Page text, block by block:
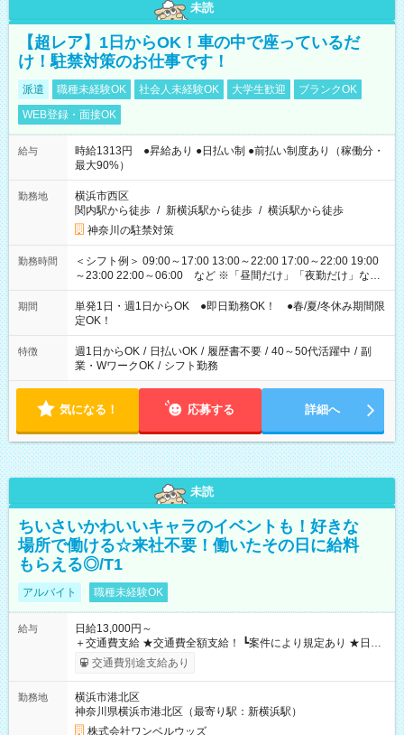
未読
【超レア】1日からOK！車の中で座っているだ
け！駐禁対策のお仕事です！
派遣 職種未経験OK 社会人未経験OK 大学生歓迎
ブランクOK
WEB登録・面接OK
給与
時給1313円 ●昇給あり ●日払い制 ●前払い制度あり（稼働分・
最大90%）
勤務地
横浜市西区
関内駅から徒歩 / 新横浜駅から徒歩 / 横浜駅から徒歩
神奈川の駐禁対策
勤務時間
＜シフト例＞ 09:00～17:00 13:00～22:00 17:00～22:00 19:00
～23:00 22:00～06:00 など ※「昼間だけ」「夜勤だけ」など
の希望OK
期間
単発1日・週1日からOK ●即日勤務OK！ ●春/夏/冬休み期間限
定OK！
特徴 週1日からOK / 日払いOK / 履歴書不要 / 40～50代活躍中 / 副
業・WワークOK / シフト勤務
気になる！ 応募する 詳細へ
未読
ちいさいかわいいキャラのイベントも！好きな
場所で働ける☆来社不要！働いたその日に給料
もらえる◎/T1
アルバイト 職種未経験OK
給与
日給13,000円～
＋交通費支給 ★交通費全額支給！ ┗案件により規定あり ★日払
いOK！（規定あり） ┗働いたその日に現金GET♪ お仕事後はコ
ンビニATMから 日払い分を引き落とせます！ 【試用期間】試
交通費別途支給あり
勤務地
横浜市港北区
神奈川県横浜市港北区（最寄り駅：新横浜駅）
株式会社ワンベルウッズ